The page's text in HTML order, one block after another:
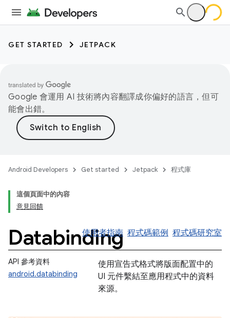
GET STARTED JETPACK
Google 會運用 AI 技術將內容翻譯成你偏好的語言，但可
能會出錯。
Android Developers Get started Jetpack 程式庫
這個頁面中的內容
意見回饋
Databinding
使用者指南 程式碼範例 程式碼研究室
API 參考資料
android.databinding
使用宣告式格式將版面配置中的
UI 元件繫結至應用程式中的資料
來源。